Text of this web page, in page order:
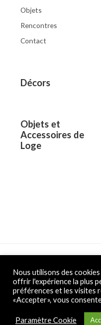
Objets
Rencontres
Contact
Décors
Objets et
Accessoires de
Loge
Conditions
Nous utilisons des
offrir l'expérience la plus
préférences et les visites
«Accepter», vous
Paramètre Cookie